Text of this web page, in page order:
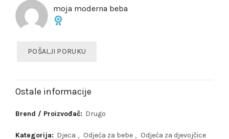
moja moderna beba
POŠALJI PORUKU
Ostale informacije
Brend / Proizvođač: Drugo
Kategorija: Djeca , Odjeća za bebe , Odjeća za djevojčice